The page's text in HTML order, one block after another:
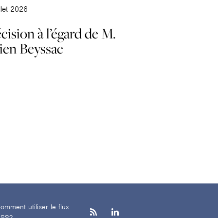
2026
à l’égard de M.
Beyssac
utiliser le flux